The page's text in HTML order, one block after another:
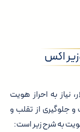
اکس
نیاز به احراز هویت
و جلوگیری از تقلب و
به شرح زیر است: